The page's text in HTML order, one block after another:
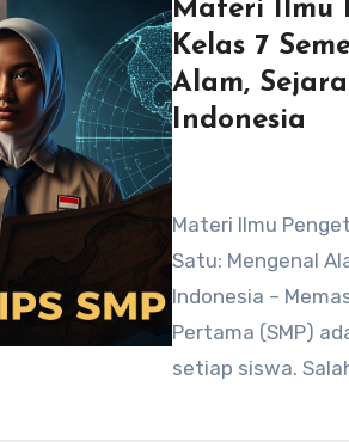
Materi Ilmu
Kelas 7
Alam,
Indonesia
Materi Ilmu
Satu: Mengenal
Indonesia –
Pertama (SMP)
setiap siswa.